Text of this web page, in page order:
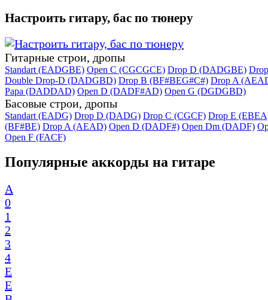
Настроить гитару, бас по тюнеру
Гитарные строи, дропы
Standart (EADGBE) Open C (CGCGCE) Drop D (DADGBE)
Double Drop-D (DADGBD) Drop B (BF#BEG#C#) Drop A
Papa (DADDAD) Open D (DADF#AD) Open G (DGDGBD)
Басовые строи, дропы
Standart (EADG) Drop D (DADG) Drop C (CGCF) Drop E
(BF#BE) Drop A (AEAD) Open D (DADF#) Open Dm (DADF)
Open F (FACF)
Популярные аккорды на гитаре
A
0
1
2
3
4
E
E